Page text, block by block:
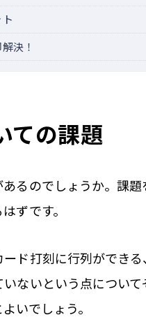
決！
ての課題
るのでしょうか。課
ずです。
ド打刻に行列ができ
ないという点について
いでしょう。